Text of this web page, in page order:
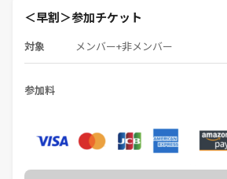
＜早割＞参加チケット
対象 メンバー+非メンバー
参加料